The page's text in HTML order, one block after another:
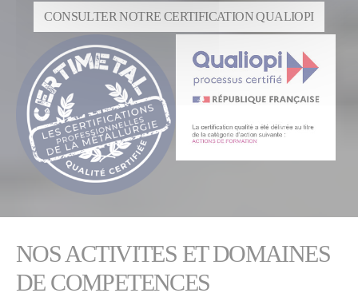
CONSULTER NOTRE CERTIFICATION QUALIOPI
NOS ACTIVITES ET DOMAINES
DE COMPETENCES